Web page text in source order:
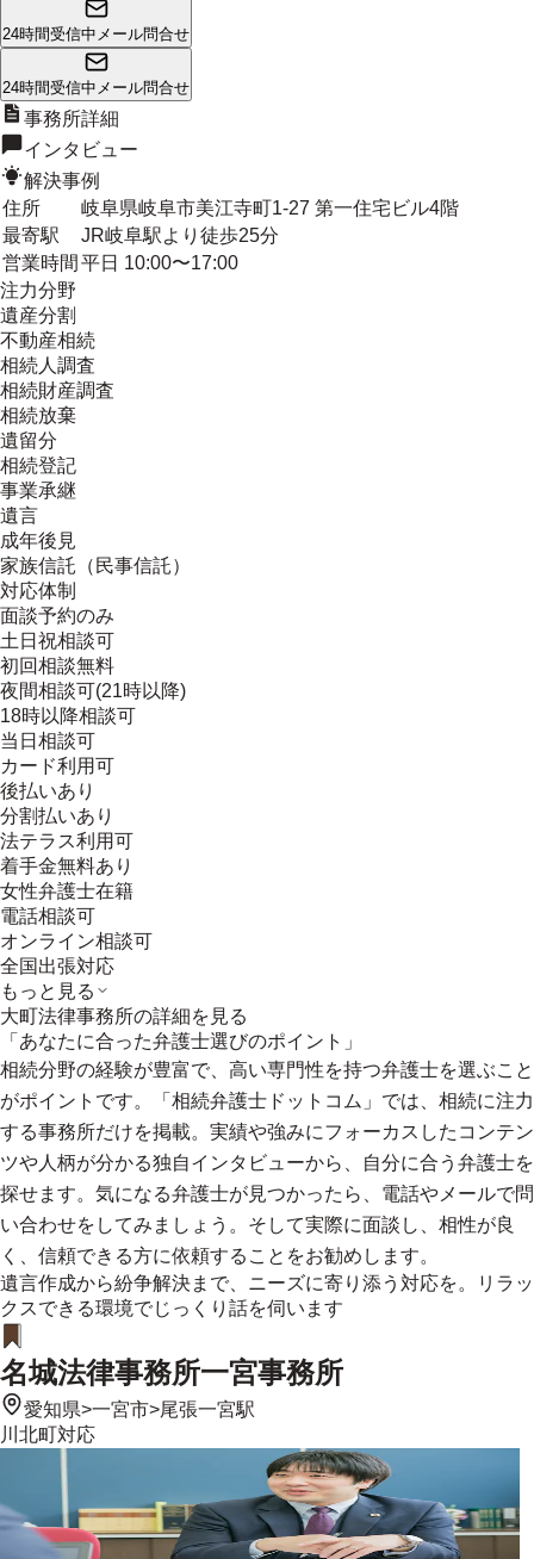
24時間受信中 メール問合せ
24時間受信中 メール問合せ
事務所詳細
インタビュー
解決事例
住所
岐阜県岐阜市美江寺町1-27 第一住宅ビル4階
最寄駅
JR岐阜駅より徒歩25分
営業時間 平日 10:00〜17:00
注力分野
遺産分割
不動産相続
相続人調査
相続財産調査
相続放棄
遺留分
相続登記
事業承継
遺言
成年後見
家族信託（民事信託）
対応体制
面談予約のみ
土日祝相談可
初回相談無料
夜間相談可(21時以降)
18時以降相談可
当日相談可
カード利用可
後払いあり
分割払いあり
法テラス利用可
着手金無料あり
女性弁護士在籍
電話相談可
オンライン相談可
全国出張対応
もっと見る
大町法律事務所の詳細を見る
「あなたに合った弁護士選びのポイント」
相続分野の経験が豊富で、高い専門性を持つ弁護士を選ぶこと
がポイントです。「相続弁護士ドットコム」では、相続に注力
する事務所だけを掲載。実績や強みにフォーカスしたコンテン
ツや人柄が分かる独自インタビューから、自分に合う弁護士を
探せます。気になる弁護士が見つかったら、電話やメールで問
い合わせをしてみましょう。そして実際に面談し、相性が良
く、信頼できる方に依頼することをお勧めします。
遺言作成から紛争解決まで、ニーズに寄り添う対応を。リラッ
クスできる環境でじっくり話を伺います
名城法律事務所一宮事務所
愛知県>一宮市>尾張一宮駅
川北町対応